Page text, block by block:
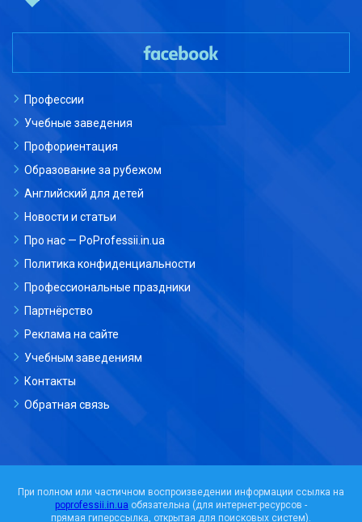
Профессии
Учебные заведения
Профориентация
Образование за рубежом
Английский для детей
Новости и статьи
Про нас — PoProfessii.in.ua
Политика конфиденциальности
Профессиональные праздники
Партнёрство
Реклама на сайте
Учебным заведениям
Контакты
Обратная связь
При полном или частичном воспроизведении информации ссылка на
poprofessii.in.ua обязательна (для интернет-ресурсов -
прямая гиперссылка, открытая для поисковых систем).